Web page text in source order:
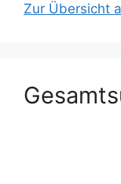
Zur Übersicht